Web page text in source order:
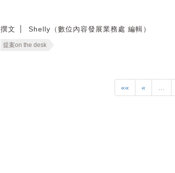
撰文 Shelly（數位內容發展業務處 編輯）
提案on the desk
«« « …